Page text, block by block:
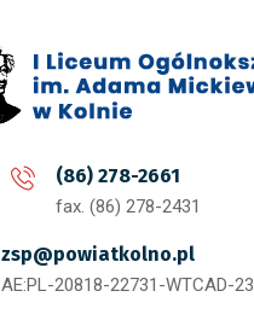
(86) 278-2661
fax. (86) 278-2431
zsp@powiatkolno.pl
AE:PL-20818-22731-WTCAD-23